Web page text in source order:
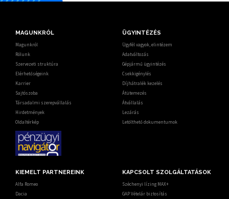
MAGUNKRÓL
Magunkról
Rólunk
Szervezeti struktúra
Elérhetőségeink
Karrier
Sajtószoba
Társadalmi szerepvállalás
Hirdetmények
Oldaltérkép
ÜGYINTÉZÉS
Ügyfél vagyok, elintézem
Adatváltozás
Gépjármű ügyintézés
Csekkigénylés
Díjhátralék kezelés
Átütemezés
Átvállalás
Lezárás
Letölthető dokumentumok
KIEMELT PARTNEREINK
Alfa Romeo
Dacia
KAPCSOLT SZOLGÁLTATÁSOK
Széchenyi lízing MAX+
GAP Vételár biztosítás